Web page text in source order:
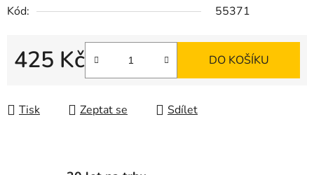
Kód:
55371
425 Kč DO KOŠÍKU
Tisk Zeptat se Sdílet